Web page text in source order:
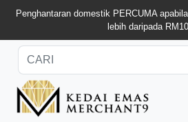
Penghantaran domestik PERCUMA
lebih daripada